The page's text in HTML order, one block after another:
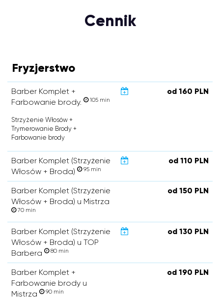
Cennik
Fryzjerstwo
Barber Komplet +
Farbowanie brody.
105 min
od 160 PLN
Strzyżenie Włosów +
Trymerowanie Brody +
Farbowanie brody
Barber Komplet (Strzyżenie
Włosów + Broda)
95 min
od 110 PLN
Barber Komplet (Strzyżenie
Włosów + Broda) u Mistrza
70 min
od 150 PLN
Barber Komplet (Strzyżenie
Włosów + Broda) u TOP
Barbera
80 min
od 130 PLN
Barber Komplet +
Farbowanie brody u
Mistrza
90 min
od 190 PLN